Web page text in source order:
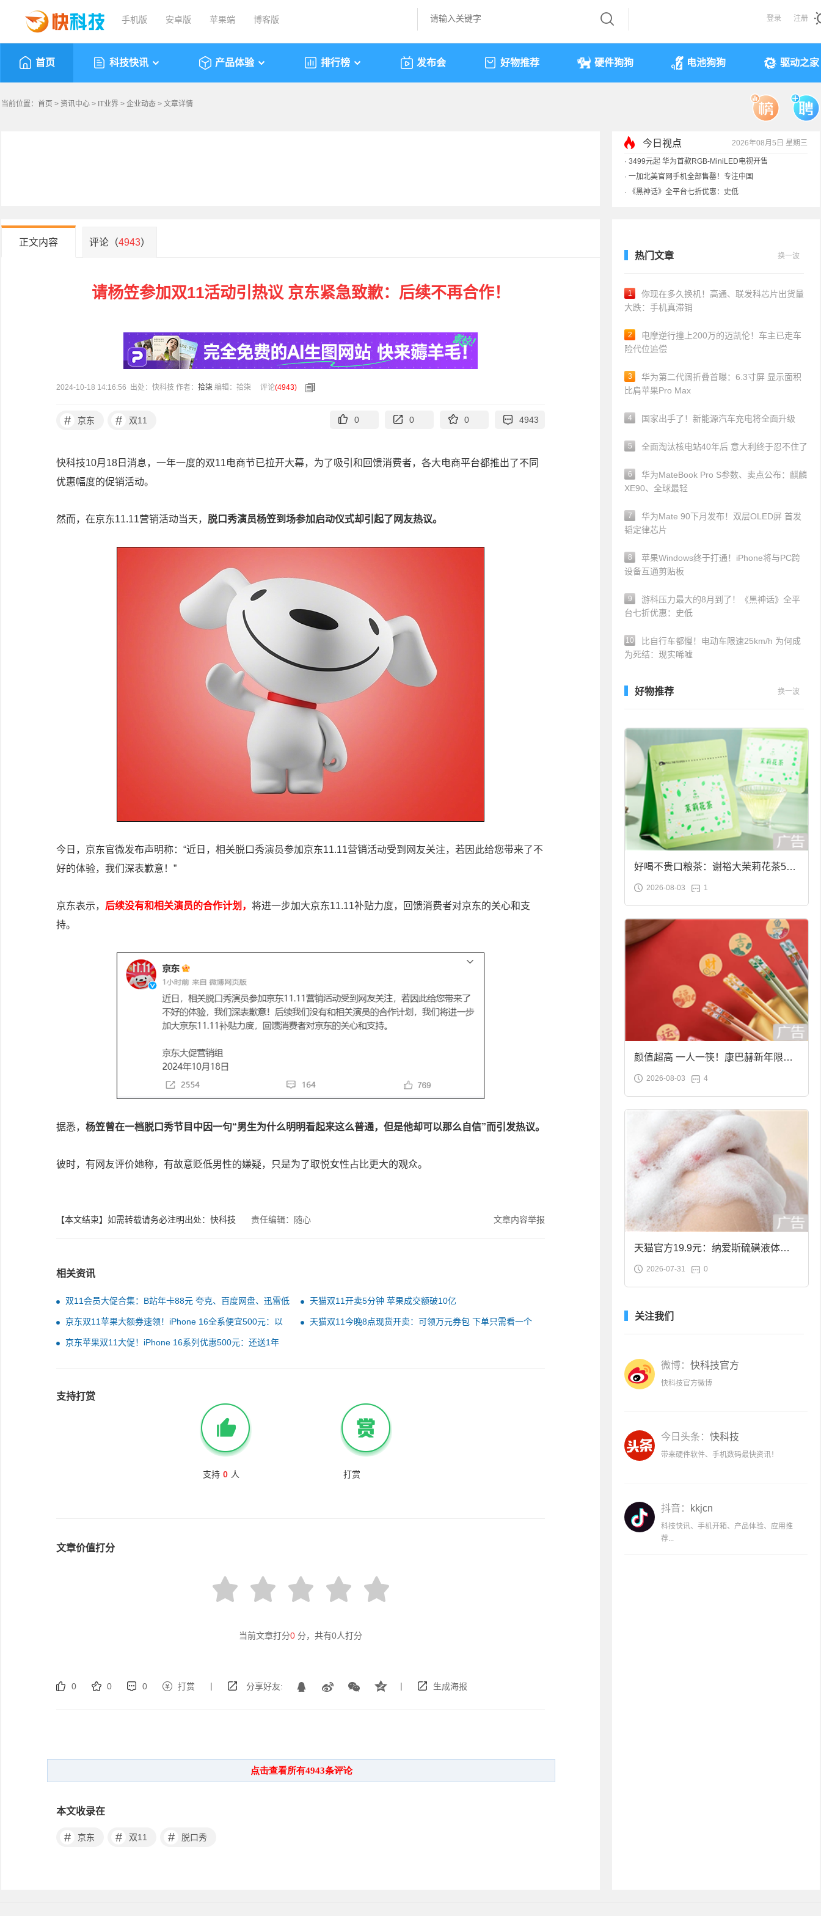
手机版 安卓版 苹果端 博客版 登录 注册
首页 科技快讯 产品体验 排行榜 发布会 好物推荐 硬件狗狗 电池狗狗 驱动之家
当前位置： 首页 > 资讯中心 > IT业界 > 企业动态 > 文章详情
今日视点 2026年08月5日 星期三
· 3499元起 华为首款RGB-MiniLED电视开售
· 一加北美官网手机全部售罄！专注中国
·
《黑神话》全平台七折优惠：史低
正文内容 评论（4943）
请杨笠参加双11活动引热议 京东紧急致歉：后续不再合作！
2024-10-18 14:16:56 出处：快科技 作者： 拾柒 编辑：拾柒 评论(4943)
# 京东 # 双11 0 0 0 4943
快科技10月18日消息，一年一度的双11电商节已拉开大幕，为了吸引和回馈消费者，各大电商平台都推出了不同
优惠幅度的促销活动。
然而，在京东11.11营销活动当天， 脱口秀演员杨笠到场参加启动仪式却引起了网友热议。
今日，京东官微发布声明称：“近日，相关脱口秀演员参加京东11.11营销活动受到网友关注，若因此给您带来了不
好的体验，我们深表歉意！”
京东表示， 后续没有和相关演员的合作计划， 将进一步加大京东11.11补贴力度，回馈消费者对京东的关心和支
持。
据悉， 杨笠曾在一档脱口秀节目中因一句“男生为什么明明看起来这么普通，但是他却可以那么自信”而引发热议。
彼时，有网友评价她称，有故意贬低男性的嫌疑，只是为了取悦女性占比更大的观众。
【本文结束】如需转载请务必注明出处：快科技 责任编辑：随心 文章内容举报
相关资讯
双11会员大促合集：B站年卡88元 夸克、百度网盘、迅雷低
至9元起/月
天猫双11开卖5分钟 苹果成交额破10亿
京东双11苹果大额券速领！iPhone 16全系便宜500元：以
旧换新再补贴1100元
天猫双11今晚8点现货开卖：可领万元券包 下单只需看一个
京东苹果双11大促！iPhone 16系列优惠500元：还送1年
支持打赏
支持 0 人 打赏
文章价值打分
当前文章打分0 分，共有0人打分
0 0 0 打赏 | 分享好友: | 生成海报
本文收录在
# 京东 # 双11 # 脱口秀
热门文章 换一波
1
你现在多久换机！高通、联发科芯片出货量
大跌：手机真滞销
2
电摩逆行撞上200万的迈凯伦！车主已走车
险代位追偿
3
华为第二代阔折叠首曝：6.3寸屏 显示面积
比肩苹果Pro Max
4 国家出手了！新能源汽车充电将全面升级
5 全面淘汰核电站40年后 意大利终于忍不住了
6
华为MateBook Pro S参数、卖点公布：麒麟
XE90、全球最轻
7
华为Mate 90下月发布！双层OLED屏 首发
韬定律芯片
8
苹果Windows终于打通！iPhone将与PC跨
设备互通剪贴板
9
游科压力最大的8月到了！《黑神话》全平
台七折优惠：史低
10
比自行车都慢！电动车限速25km/h 为何成
为死结：现实唏嘘
好物推荐 换一波
好喝不贵口粮茶：谢裕大茉莉花茶50g
袋装9.9元到手
2026-08-03 1
颜值超高 一人一筷！康巴赫新年限定
合金筷子大促：19.9元
2026-08-03 4
天猫官方19.9元：纳爱斯硫磺液体香
皂2斤大促
2026-07-31 0
关注我们
微博： 快科技官方
快科技官方微博
今日头条： 快科技
带来硬件软件、手机数码最快资讯！
抖音： kkjcn
科技快讯、手机开箱、产品体验、应用推
荐...